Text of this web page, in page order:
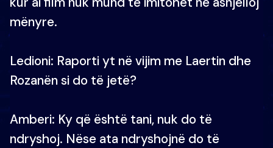
mënyre.
Ledioni: Raporti yt në vijim me Laertin dhe
Rozanën si do të jetë?
Amberi: Ky që është tani, nuk do të
ndryshoj. Nëse ata ndryshojnë do të